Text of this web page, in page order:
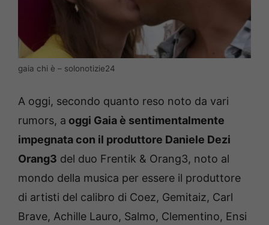
gaia chi è – solonotizie24
A oggi, secondo quanto reso noto da vari
rumors, a oggi Gaia è sentimentalmente
impegnata con il produttore Daniele Dezi
Orang3 del duo Frentik & Orang3, noto al
mondo della musica per essere il produttore
di artisti del calibro di Coez, Gemitaiz, Carl
Brave, Achille Lauro, Salmo, Clementino, Ensi